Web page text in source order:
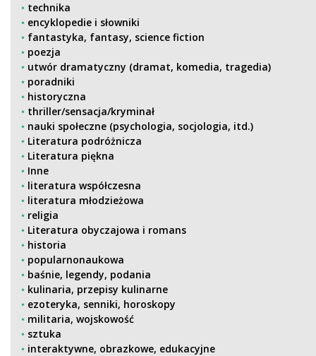
technika
encyklopedie i słowniki
fantastyka, fantasy, science fiction
poezja
utwór dramatyczny (dramat, komedia, tragedia)
poradniki
historyczna
thriller/sensacja/kryminał
nauki społeczne (psychologia, socjologia, itd.)
Literatura podróżnicza
Literatura piękna
Inne
literatura współczesna
literatura młodzieżowa
religia
Literatura obyczajowa i romans
historia
popularnonaukowa
baśnie, legendy, podania
kulinaria, przepisy kulinarne
ezoteryka, senniki, horoskopy
militaria, wojskowość
sztuka
interaktywne, obrazkowe, edukacyjne